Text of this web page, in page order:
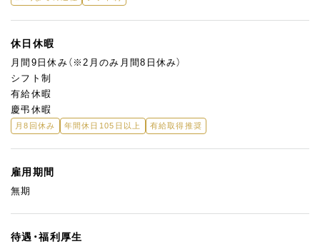
休日休暇
月間9日休み（※2月のみ月間8日休み）
シフト制
有給休暇
慶弔休暇
月8回休み 年間休日105日以上 有給取得推奨
雇用期間
無期
待遇・福利厚生